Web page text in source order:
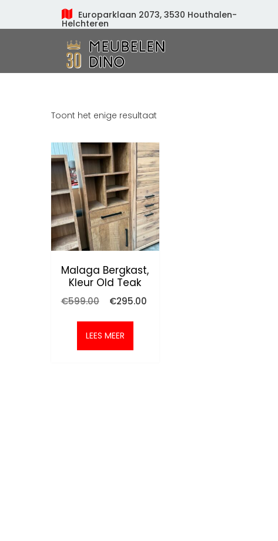
Europarklaan 2073, 3530 Houthalen-
Helchteren
Toont het enige resultaat
Malaga Bergkast,
Kleur Old Teak
€599.00
Oorspronkelijke
was:
€599.00.
€295.00
LEES MEER